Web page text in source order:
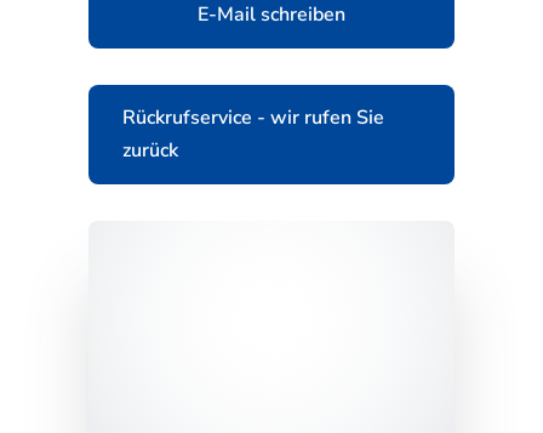
E-Mail schreiben
Rückrufservice - wir rufen Sie
zurück